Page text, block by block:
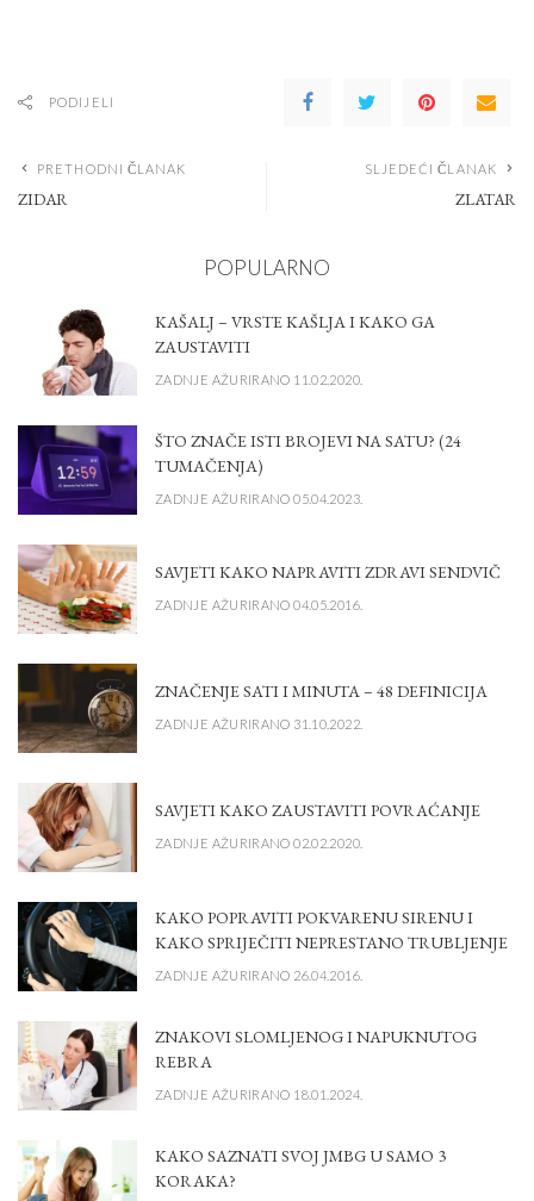
PODIJELI
PRETHODNI ČLANAK
ZIDAR
SLJEDEĆI ČLANAK
ZLATAR
POPULARNO
KAŠALJ – VRSTE KAŠLJA I KAKO GA
ZAUSTAVITI
ZADNJE AŽURIRANO 11.02.2020.
ŠTO ZNAČE ISTI BROJEVI NA SATU? (24
TUMAČENJA)
ZADNJE AŽURIRANO 05.04.2023.
SAVJETI KAKO NAPRAVITI ZDRAVI SENDVIČ
ZADNJE AŽURIRANO 04.05.2016.
ZNAČENJE SATI I MINUTA – 48 DEFINICIJA
ZADNJE AŽURIRANO 31.10.2022.
SAVJETI KAKO ZAUSTAVITI POVRAĆANJE
ZADNJE AŽURIRANO 02.02.2020.
KAKO POPRAVITI POKVARENU SIRENU I
KAKO SPRIJEČITI NEPRESTANO TRUBLJENJE
ZADNJE AŽURIRANO 26.04.2016.
ZNAKOVI SLOMLJENOG I NAPUKNUTOG
REBRA
ZADNJE AŽURIRANO 18.01.2024.
KAKO SAZNATI SVOJ JMBG U SAMO 3
KORAKA?